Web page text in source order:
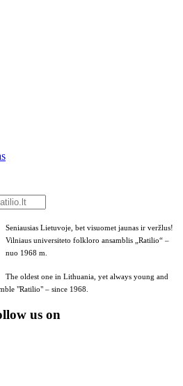
Seniausias Lietuvoje, bet visuomet jaunas ir veržlus!
Vilniaus universiteto folkloro ansamblis „Ratilio“ –
nuo 1968 m.
The oldest one in Lithuania, yet always young and
"Ratilio" – since 1968.
us on